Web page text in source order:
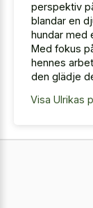
perspektiv
blandar en
hundar med
Med fokus
hennes
den glädje
Visa Ulrikas